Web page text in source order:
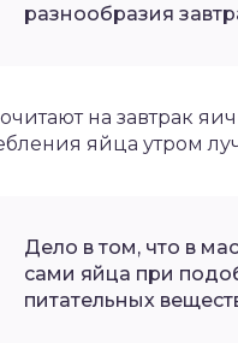
разнообразия
на завтрак
яйца утром
Дело в том, что в
сами яйца при
питательных